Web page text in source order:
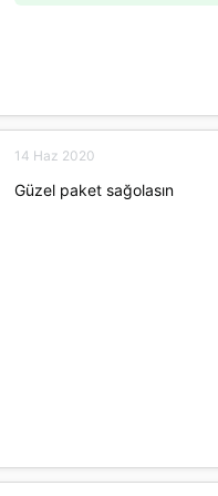
14 Haz 2020
Güzel paket sağolasın